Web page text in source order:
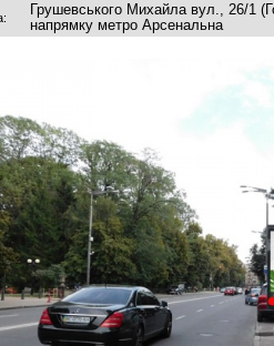
Грушевського Михайла вул., 26/1
напрямку метро Арсенальна